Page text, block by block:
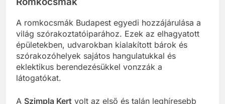
A romkocsmák Budapest egyedi hozzájárulása a
világ szórakoztatóiparához. Ezek az elhagyatott
épületekben, udvarokban kialakított bárok és
szórakozóhelyek sajátos hangulatukkal és
eklektikus berendezésükkel vonzzák a